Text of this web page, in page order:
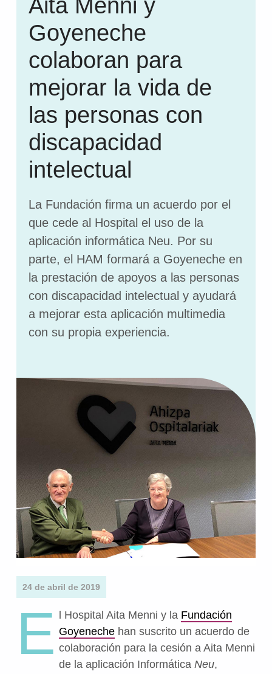
Aita Menni y
Goyeneche
colaboran para
mejorar la vida de
las personas con
discapacidad
intelectual
La Fundación firma un acuerdo por el
que cede al Hospital el uso de la
aplicación informática Neu. Por su
parte, el HAM formará a Goyeneche en
la prestación de apoyos a las personas
con discapacidad intelectual y ayudará
a mejorar esta aplicación multimedia
con su propia experiencia.
24 de abril de 2019
E l Hospital Aita Menni y la Fundación
Goyenechehan suscrito un acuerdo de
colaboración para la cesión a Aita Menni
de la aplicación Informática Neu,